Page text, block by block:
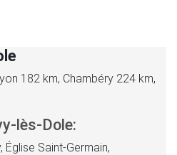
182 km, Chambéry 224 km,
lès-Dole:
Saint-Germain,